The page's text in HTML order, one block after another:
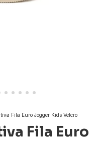
Fila Euro Jogger Kids Velcro
Fila Euro